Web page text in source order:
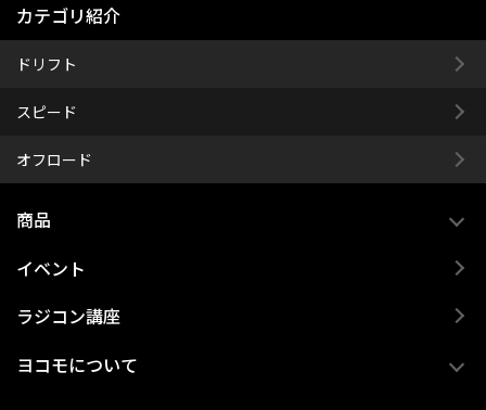
カテゴリ紹介
ドリフト
スピード
オフロード
商品
イベント
ラジコン講座
ヨコモについて